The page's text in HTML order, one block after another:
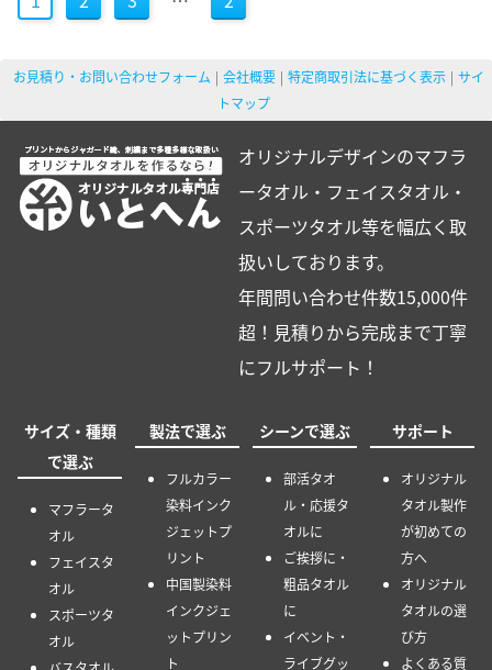
お見積り・お問い合わせフォーム 会社概要 特定商取引法に基づく表示
サイ
トマップ
オリジナルデザインのマフラ
ータオル・フェイスタオル・
スポーツタオル等を幅広く取
扱いしております。
年間問い合わせ件数15,000件
超！見積りから完成まで丁寧
にフルサポート！
サイズ・種類
で選ぶ
マフラータ
オル
フェイスタ
オル
スポーツタ
オル
製法で選ぶ
フルカラー
染料インク
ジェットプ
リント
中国製染料
インクジェ
ットプリン
ト
シーンで選ぶ
部活タオ
ル・応援タ
オルに
ご挨拶に・
粗品タオル
に
イベント・
ライブグッ
サポート
オリジナル
タオル製作
が初めての
方へ
オリジナル
タオルの選
び方
よくある質